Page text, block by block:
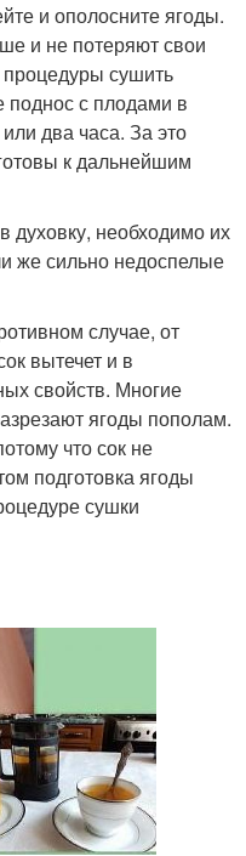
и ополосните ягоды.
и не потеряют свои
сушить
поднос с плодами в
два часа. За это
к дальнейшим
духовку, необходимо их
же сильно недоспелые
случае, от
вытечет и в
свойств. Многие
ягоды пополам.
что сок не
подготовка ягоды
сушки